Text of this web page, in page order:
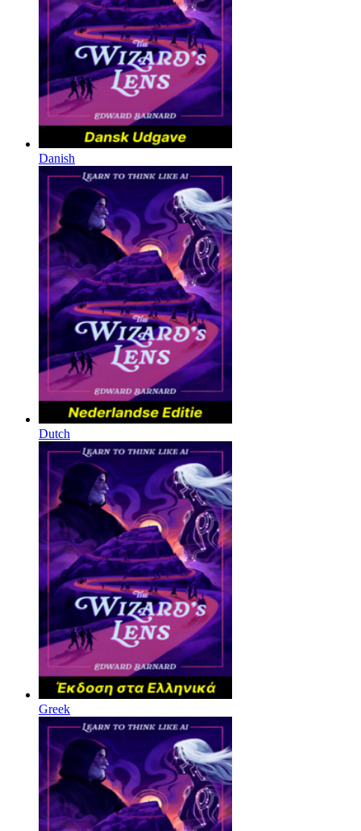
Danish
Dutch
Greek